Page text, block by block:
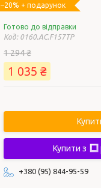
–20%
Готово до відправки
Код: 0160.AC.F157TP
1 294 ₴
1 035 ₴
Купити з
+380 (95) 844-95-59